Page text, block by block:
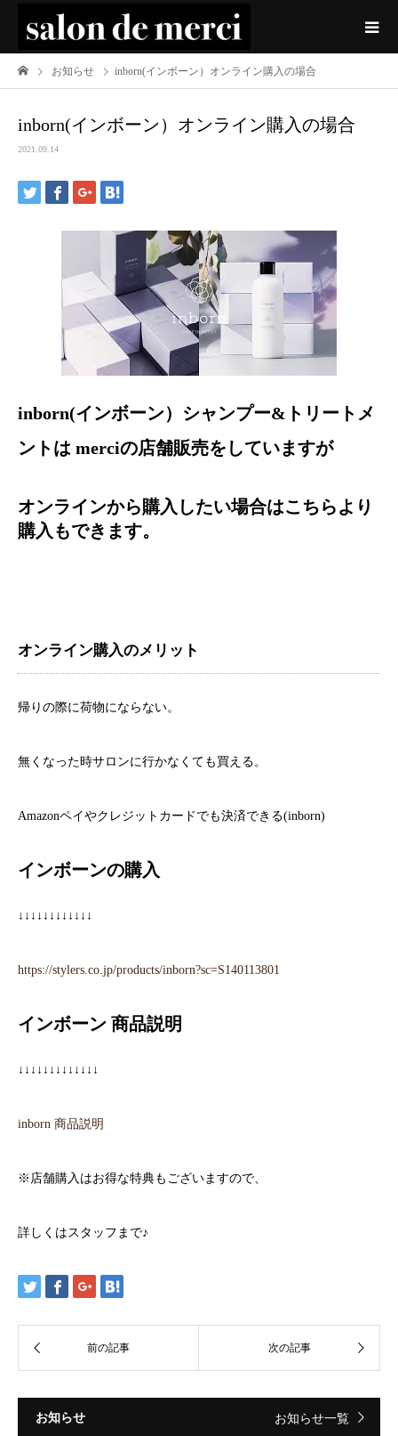
お知らせ inborn(インボーン）オンライン購入の場合
inborn(インボーン）オンライン購入の場合
2021.09.14
inborn(インボーン）シャンプー&トリートメ
ントは merciの店舗販売をしていますが
オンラインから購入したい場合はこちらより
購入もできます。
オンライン購入のメリット
帰りの際に荷物にならない。
無くなった時サロンに行かなくても買える。
Amazonペイやクレジットカードでも決済できる(inborn)
インボーンの購入
↓↓↓↓↓↓↓↓↓↓↓↓
https://stylers.co.jp/products/inborn?sc=S140113801
インボーン 商品説明
↓↓↓↓↓↓↓↓↓↓↓↓↓
inborn 商品説明
※店舗購入はお得な特典もございますので、
詳しくはスタッフまで♪
お知らせ お知らせ一覧